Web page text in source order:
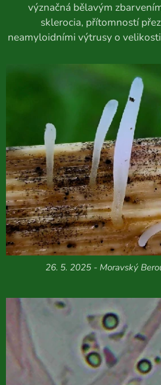
význačná bělavým
sklerocia, přítomností
neamyloidními výtrusy o
26. 5. 2025 - Moravský